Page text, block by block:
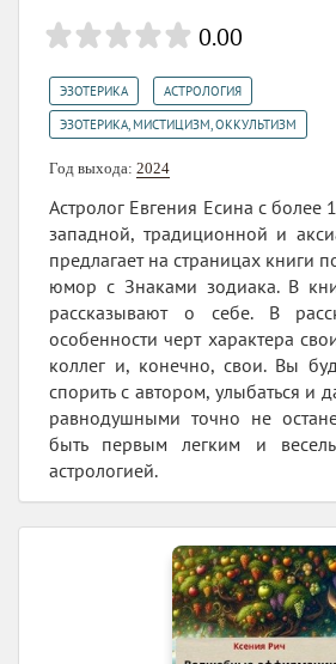
0.00
ЭЗОТЕРИКА АСТРОЛОГИЯ
ЭЗОТЕРИКА, МИСТИЦИЗМ, ОККУЛЬТИЗМ
Год выхода: 2024
Астролог Евгения Есина с
западной, традиционной и
предлагает на страницах книги
юмор с Знаками зодиака. В
рассказывают о себе. В
особенности черт характера
коллег и, конечно, свои. Вы
спорить с автором, улыбаться и
равнодушными точно не
быть первым легким и
астрологией.